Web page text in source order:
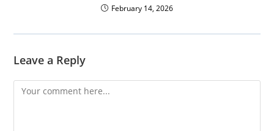
February 14, 2026
Leave a Reply
Comment